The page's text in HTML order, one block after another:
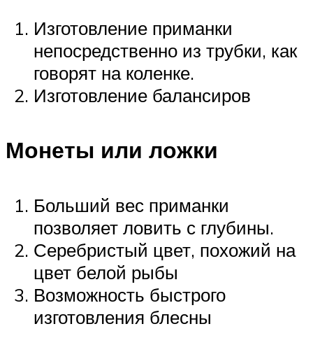
Изготовление приманки
непосредственно из трубки, как
говорят на коленке.
Изготовление балансиров
Монеты или ложки
Больший вес приманки
позволяет ловить с глубины.
Серебристый цвет, похожий на
цвет белой рыбы
Возможность быстрого
изготовления блесны